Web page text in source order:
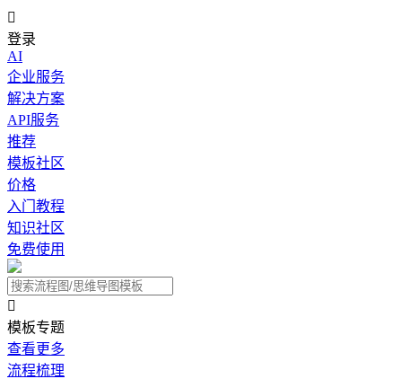

登录
AI
企业服务
解决方案
API服务
推荐
模板社区
价格
入门教程
知识社区
免费使用

模板专题
查看更多
流程梳理